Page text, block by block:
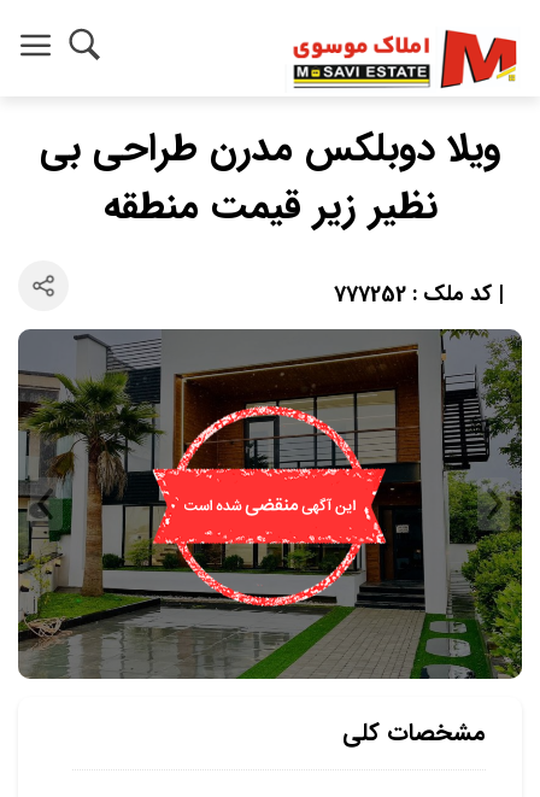
ویلا دوبلکس مدرن طراحی بی
نظیر زیر قیمت منطقه
| کد ملک : 777252
مشخصات کلی